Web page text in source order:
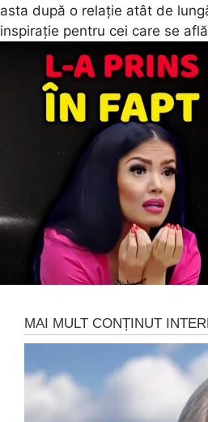
asta după o relație atât de
inspirație pentru cei care se